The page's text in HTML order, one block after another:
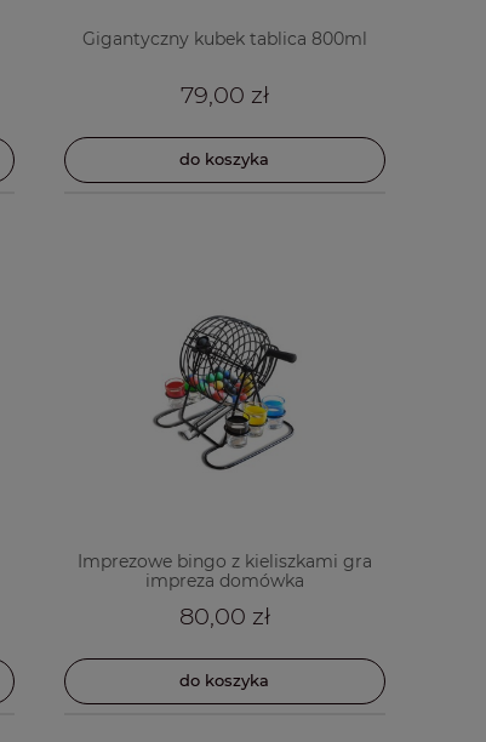
Gigantyczny kubek tablica 800ml
79,00 zł
do koszyka
Imprezowe bingo z kieliszkami gra
impreza domówka
80,00 zł
do koszyka